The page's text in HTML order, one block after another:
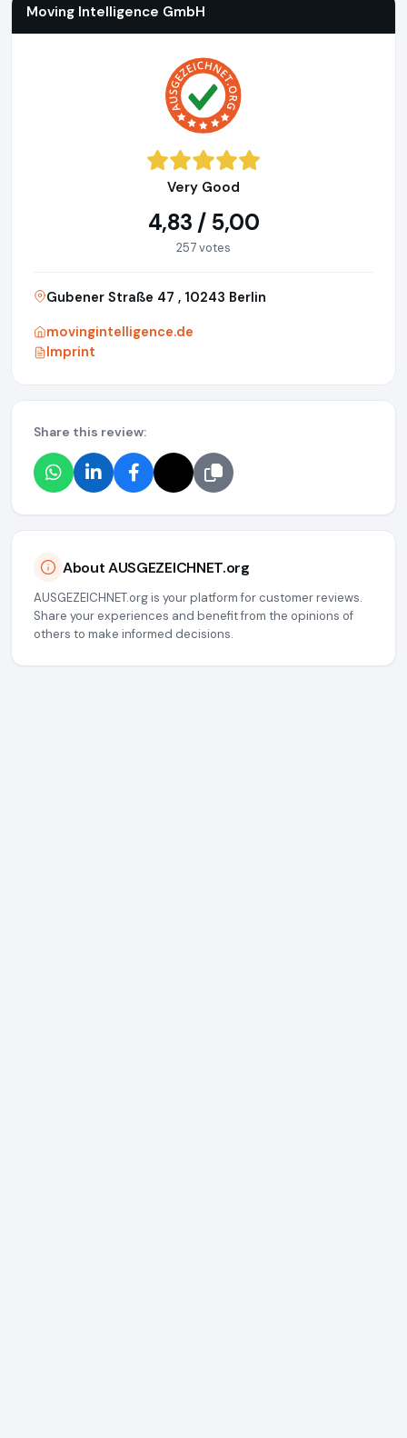
Moving Intelligence GmbH
Very Good
4,83 / 5,00
257 votes
Gubener Straße 47 , 10243 Berlin
movingintelligence.de
Imprint
Share this review:
About AUSGEZEICHNET.org
AUSGEZEICHNET.org is your platform for customer reviews.
Share your experiences and benefit from the opinions of
others to make informed decisions.